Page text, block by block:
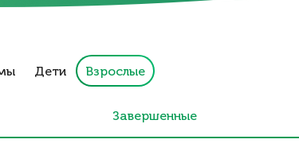
Дети Взрослые
Завершенные